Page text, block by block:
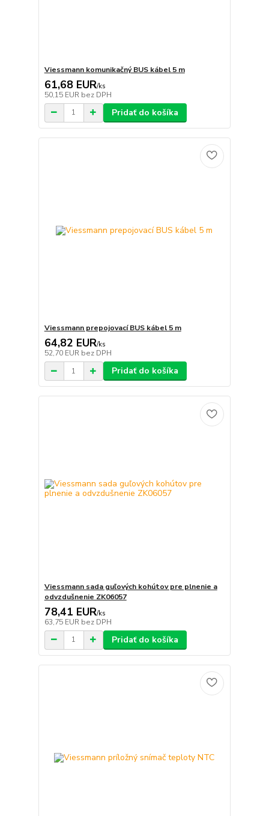
Viessmann komunikačný BUS kábel 5 m
61,68 EUR/ks
50,15 EUR bez DPH
Pridať do košíka
Viessmann prepojovací BUS kábel 5 m
64,82 EUR/ks
52,70 EUR bez DPH
Pridať do košíka
Viessmann sada guľových kohútov pre plnenie a
odvzdušnenie ZK06057
78,41 EUR/ks
63,75 EUR bez DPH
Pridať do košíka